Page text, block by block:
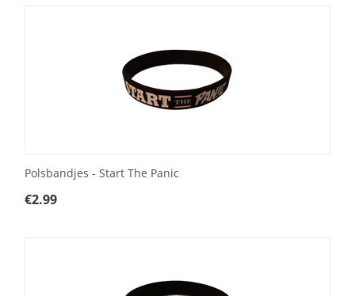
Polsbandjes - Start The Panic
€2.99